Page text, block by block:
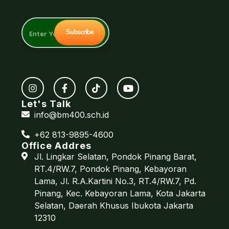
Let's Talk
info@bm400.sch.id
+62 813-9895-4600
Office Addres
Jl. Lingkar Selatan, Pondok Pinang Barat,
RT.4/RW.7, Pondok Pinang, Kebayoran
Lama, Jl. R.A.Kartini No.3, RT.4/RW.7, Pd.
Pinang, Kec. Kebayoran Lama, Kota Jakarta
Selatan, Daerah Khusus Ibukota Jakarta
12310